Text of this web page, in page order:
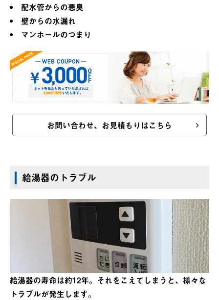
配水管からの悪臭
壁からの水漏れ
マンホールのつまり
お問い合わせ、お見積もりはこちら
給湯器のトラブル
給湯器の寿命は約12年。それをこえてしまうと、様々な
トラブルが発生します。